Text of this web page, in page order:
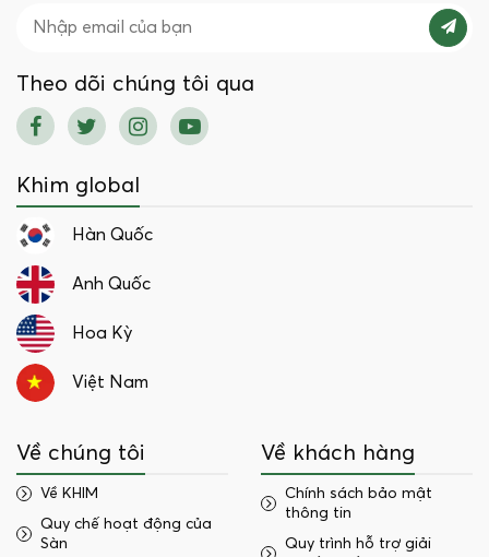
Theo dõi chúng tôi qua
Khim global
Hàn Quốc
Anh Quốc
Hoa Kỳ
Việt Nam
Về chúng tôi
Về KHIM
Quy chế hoạt động của
Sàn
Về khách hàng
Chính sách bảo mật
thông tin
Quy trình hỗ trợ giải